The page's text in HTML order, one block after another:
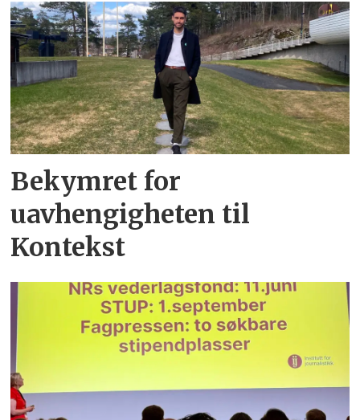
Bekymret for
uavhengigheten til
Kontekst